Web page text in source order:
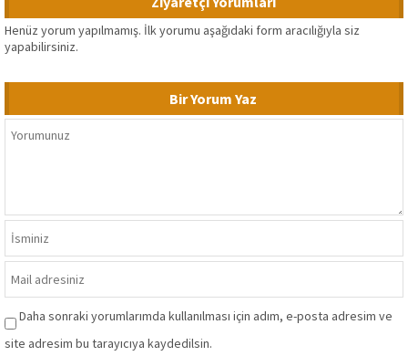
Henüz yorum yapılmamış. İlk yorumu aşağıdaki form aracılığıyla siz
yapabilirsiniz.
Bir Yorum Yaz
Daha sonraki yorumlarımda kullanılması için adım, e-posta adresim ve
site adresim bu tarayıcıya kaydedilsin.